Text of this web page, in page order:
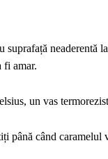
neaderentă
fi amar.
un vas
până când caramelul